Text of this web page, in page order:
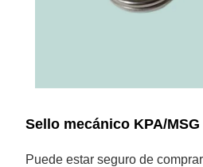
Sello mecánico KPA/MSG
Puede estar seguro de